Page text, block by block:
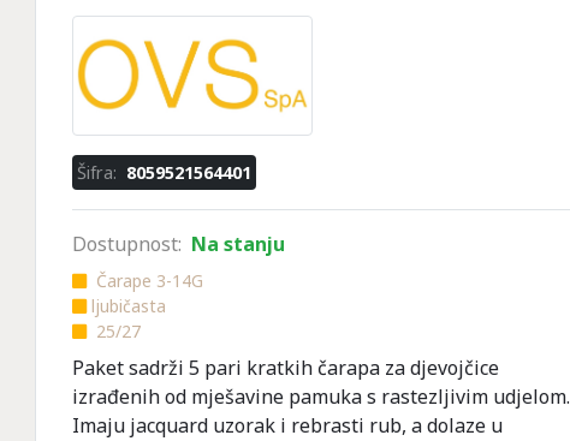
Šifra: 8059521564401
Dostupnost: Na stanju
Čarape 3-14G
ljubičasta
25/27
Paket sadrži 5 pari kratkih čarapa za djevojčice
izrađenih od mješavine pamuka s rastezljivim udjelom.
Imaju jacquard uzorak i rebrasti rub, a dolaze u